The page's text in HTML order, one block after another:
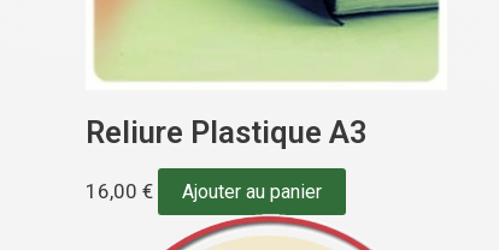
Reliure Plastique A3
16,00 € Ajouter au panier